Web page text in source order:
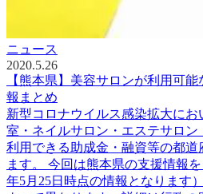
ニュース
2020.5.26
【熊本県】美容サロンが利用可
報まとめ
新型コロナウイルス感染拡大に
室・ネイルサロン・エステサロ
利用できる助成金・融資等の都
ます。 今回は熊本県の支援情報
年5月25日時点の情報となります